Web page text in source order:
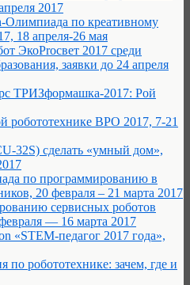
2017
Олимпиада по креативному
18 апреля-26 мая
ЭкоProсвет 2017 среди
заявки до 24 апреля
ТРИЗформашка-2017: Рой
робототехнике ВРО 2017, 7-21
32S) сделать «умный дом»,
по программированию в
20 февраля – 21 марта 2017
сервисных роботов
— 16 марта 2017
«STEM-педагог 2017 года»,
по робототехнике: зачем, где и